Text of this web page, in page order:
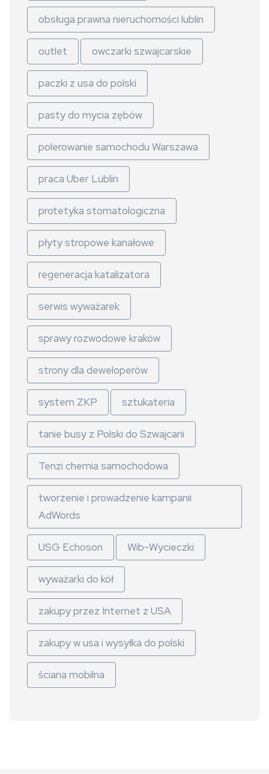
obsługa prawna nieruchomości lublin
outlet owczarki szwajcarskie
paczki z usa do polski
pasty do mycia zębów
polerowanie samochodu Warszawa
praca Uber Lublin
protetyka stomatologiczna
płyty stropowe kanałowe
regeneracja katalizatora
serwis wyważarek
sprawy rozwodowe kraków
strony dla deweloperów
system ZKP sztukateria
tanie busy z Polski do Szwajcarii
Tenzi chemia samochodowa
tworzenie i prowadzenie kampanii
AdWords
USG Echoson Wib-Wycieczki
wyważarki do kół
zakupy przez Internet z USA
zakupy w usa i wysyłka do polski
ściana mobilna